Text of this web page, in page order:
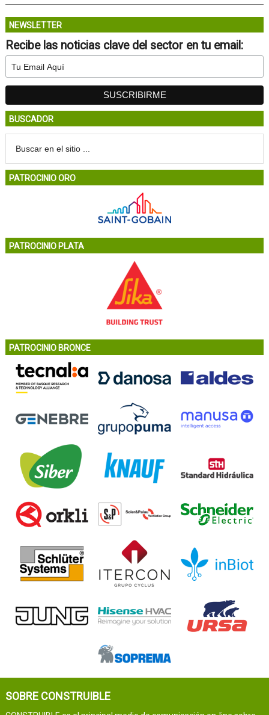
NEWSLETTER
Recibe las noticias clave del sector en tu email:
BUSCADOR
PATROCINIO ORO
PATROCINIO PLATA
PATROCINIO BRONCE
SOBRE CONSTRUIBLE